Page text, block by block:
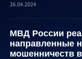
26.04.2024
МВД России
направленные
мошенничеств